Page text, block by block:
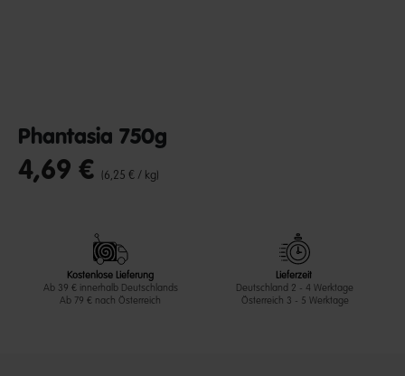
Phantasia 750g
undefined out of 5 Customer Rating
4,69 € (6,25 € / kg)
Kostenlose Lieferung
Ab 39 € innerhalb Deutschlands
Ab 79 € nach Österreich
Lieferzeit
Deutschland 2 - 4 Werktage
Österreich 3 - 5 Werktage